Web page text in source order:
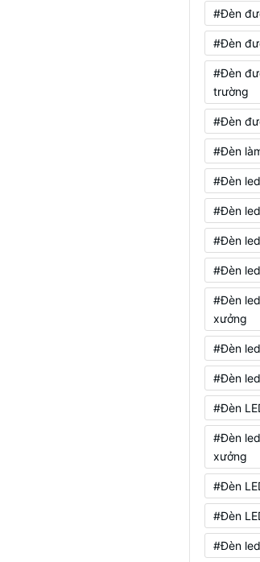
#Đèn
#Đèn
#Đèn
trường
#Đèn
#Đèn
#Đèn
#Đèn
#Đèn
#Đèn
#Đèn
xưởng
#Đèn
#Đèn
#Đèn
#Đèn
xưởng
#Đèn
#Đèn
#Đèn